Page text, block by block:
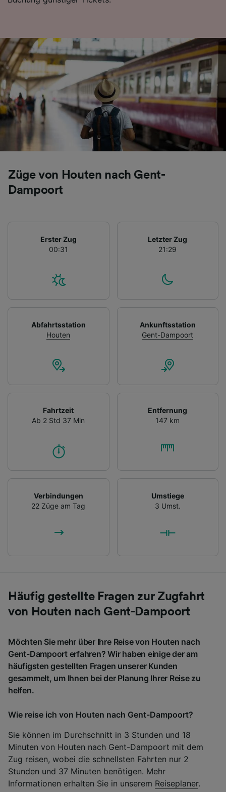
Züge von Houten nach Gent-
Dampoort
Erster Zug
00:31
Letzter Zug
21:29
Abfahrtsstation
Houten
Ankunftsstation
Gent-Dampoort
Fahrtzeit
Ab 2 Std 37 Min
Entfernung
147 km
Verbindungen
22 Züge am Tag
Umstiege
3 Umst.
Häufig gestellte Fragen zur Zugfahrt
von Houten nach Gent-Dampoort
Möchten Sie mehr über Ihre Reise von Houten nach
Gent-Dampoort erfahren? Wir haben einige der am
häufigsten gestellten Fragen unserer Kunden
gesammelt, um Ihnen bei der Planung Ihrer Reise zu
helfen.
Wie reise ich von Houten nach Gent-Dampoort?
Sie können im Durchschnitt in 3 Stunden und 18
Minuten von Houten nach Gent-Dampoort mit dem
Zug reisen, wobei die schnellsten Fahrten nur 2
Stunden und 37 Minuten benötigen. Mehr
Informationen erhalten Sie in unserem Reiseplaner.
Informationen auf einem Endgerät.
Personalisierte Werbung und Inhalte, Messung
von Werbeleistung und der Performance von
Inhalten, Zielgruppenforschung sowie
Entwicklung und Verbesserung von
Angeboten.
Liste der Partner (Lieferanten)